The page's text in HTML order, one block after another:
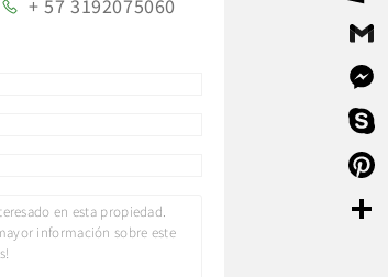
+ 57 3192075060
Gmail
Skype